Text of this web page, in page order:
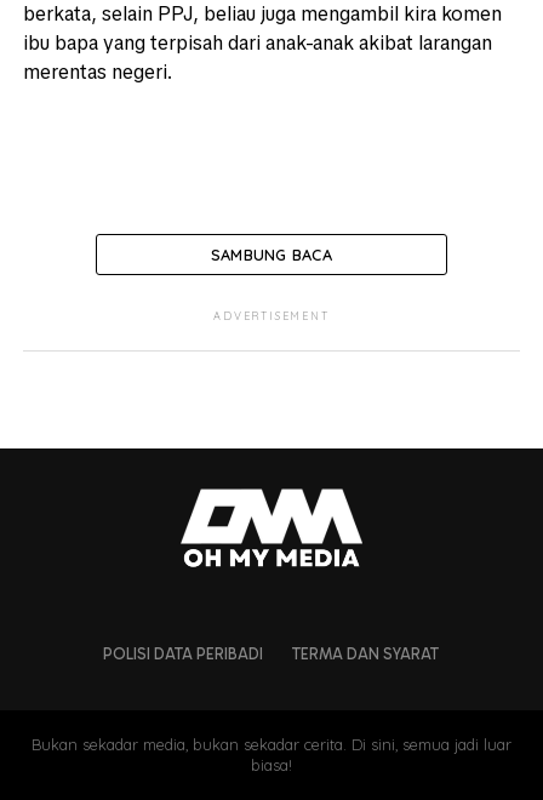
berkata, selain PPJ, beliau juga mengambil kira komen
ibu bapa yang terpisah dari anak-anak akibat larangan
merentas negeri.
SAMBUNG BACA
ADVERTISEMENT
POLISI DATA PERIBADI TERMA DAN SYARAT
Bukan sekadar media, bukan sekadar cerita. Di sini, semua jadi luar
biasa!